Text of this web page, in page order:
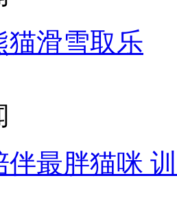
猫滑雪取乐
伴最胖猫咪